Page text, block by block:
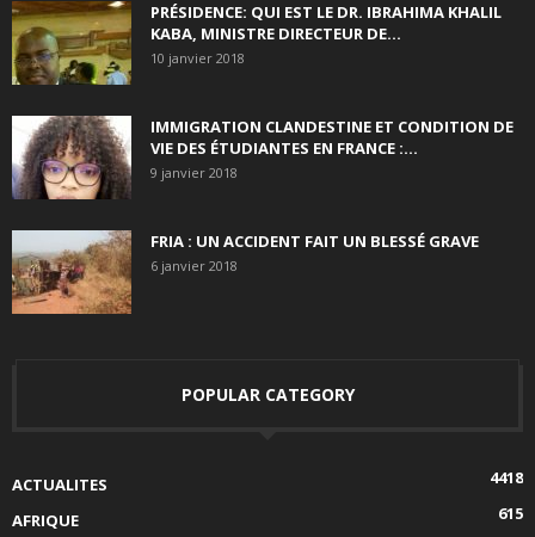
PRÉSIDENCE: QUI EST LE DR. IBRAHIMA KHALIL
KABA, MINISTRE DIRECTEUR DE...
10 janvier 2018
IMMIGRATION CLANDESTINE ET CONDITION DE
VIE DES ÉTUDIANTES EN FRANCE :...
9 janvier 2018
FRIA : UN ACCIDENT FAIT UN BLESSÉ GRAVE
6 janvier 2018
POPULAR CATEGORY
ACTUALITES
4418
AFRIQUE
615